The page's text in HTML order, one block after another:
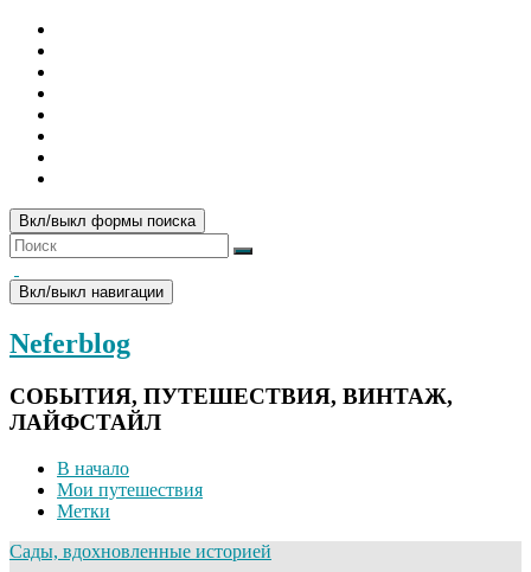
Вкл/выкл формы поиска
Вкл/выкл навигации
Neferblog
СОБЫТИЯ, ПУТЕШЕСТВИЯ, ВИНТАЖ,
ЛАЙФСТАЙЛ
В начало
Мои путешествия
Метки
Сады, вдохновленные историей